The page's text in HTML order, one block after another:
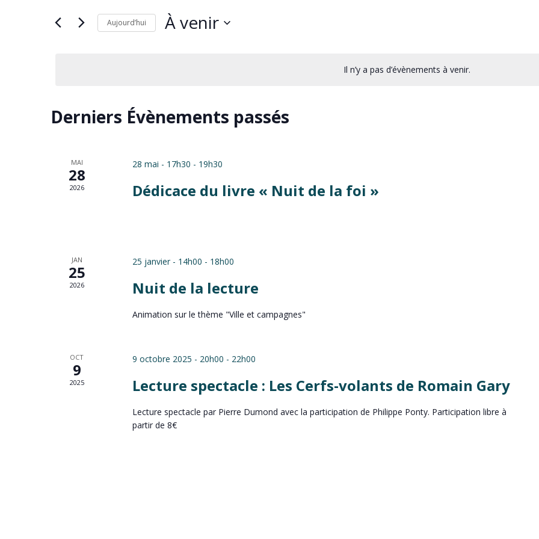
Il n’y a pas d’évènements à venir.
de
Rechercher
Évènements
Aujourd’hui À venir
Derniers Évènements passés
MAI
28
2026
28 mai - 17h30 - 19h30
Dédicace du livre « Nuit de la foi »
JAN
25
2026
25 janvier - 14h00 - 18h00
Nuit de la lecture
Animation sur le thème "Ville et campagnes"
OCT
9
2025
9 octobre 2025 - 20h00 - 22h00
Lecture spectacle : Les Cerfs-volants de Romain Gary
Lecture spectacle par Pierre Dumond avec la participation de Philippe Ponty. Participation libre à
partir de 8€